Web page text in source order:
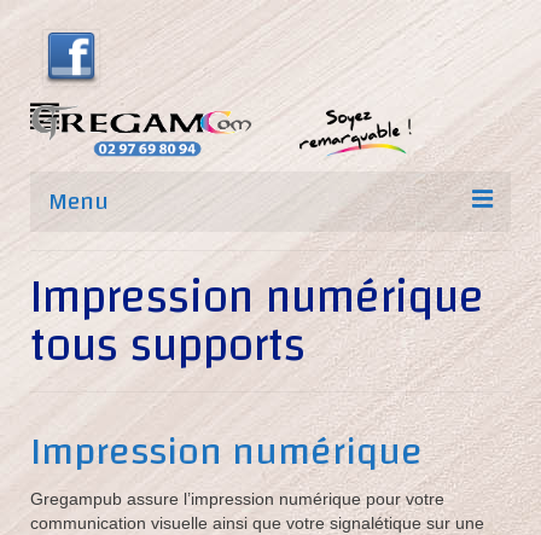
Menu
Accueil
Nos prestations
Signalétique communication visuelle 56
impression sur adhésif
impression sur papier
Marquage textile
Impression numérique
tous supports
Impression numérique
Gregampub assure l’impression numérique pour votre
communication visuelle ainsi que votre signalétique sur une